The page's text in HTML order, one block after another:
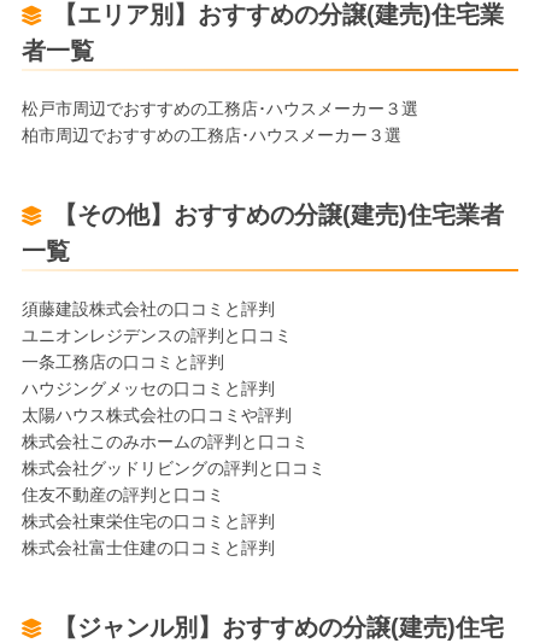
【エリア別】おすすめの分譲(建売)住宅業
者一覧
松戸市周辺でおすすめの工務店･ハウスメーカー３選
柏市周辺でおすすめの工務店･ハウスメーカー３選
【その他】おすすめの分譲(建売)住宅業者
一覧
須藤建設株式会社の口コミと評判
ユニオンレジデンスの評判と口コミ
一条工務店の口コミと評判
ハウジングメッセの口コミと評判
太陽ハウス株式会社の口コミや評判
株式会社このみホームの評判と口コミ
株式会社グッドリビングの評判と口コミ
住友不動産の評判と口コミ
株式会社東栄住宅の口コミと評判
株式会社富士住建の口コミと評判
【ジャンル別】おすすめの分譲(建売)住宅